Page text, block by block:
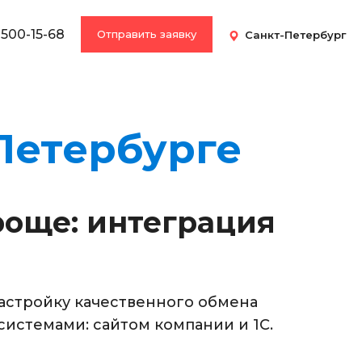
15-68 Отправить заявку Санкт-Петербург
интеграция
качественного обмена
сайтом компании и 1С.